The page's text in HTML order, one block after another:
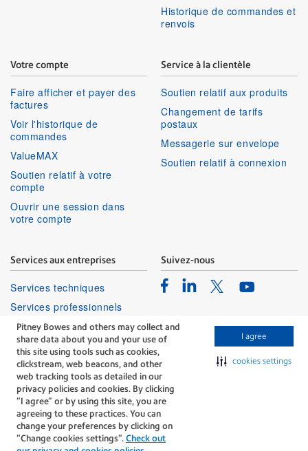
Pitney Bowes and others may collect and
share data about you and your use of
this site using tools such as cookies,
clickstream, web beacons, and other
web tracking tools as detailed in our
privacy policies and cookies. By clicking
“I agree” or by using this site, you are
agreeing to these practices. You can
change your preferences by clicking on
“Change cookies settings”. Check out
I agree
cookies settings
Historique de commandes et
renvois
Votre compte
Faire afficher et payer des
factures
Voir l'historique de
commandes
ValueMAX
Soutien relatif à votre
compte
Ouvrir une session dans
votre compte
Service à la clientèle
Soutien relatif aux produits
Changement de tarifs
postaux
Messagerie sur envelope
Soutien relatif à connexion
Services aux entreprises
Services techniques
Services professionnels
Suivez-nous
FacebookLinkedinTwitterYoutube
The technology behind
every important delivery.
Modalités
Confidentialité
Politique Relative Aux Cookies